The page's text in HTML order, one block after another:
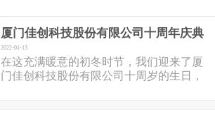
厦门佳创科技股份有限公司十周年庆典
2022-01-13
在这充满暖意的初冬时节，我们迎来了厦
门佳创科技股份有限公司十周岁的生日，
重召开。岱总回想十年前，佳...